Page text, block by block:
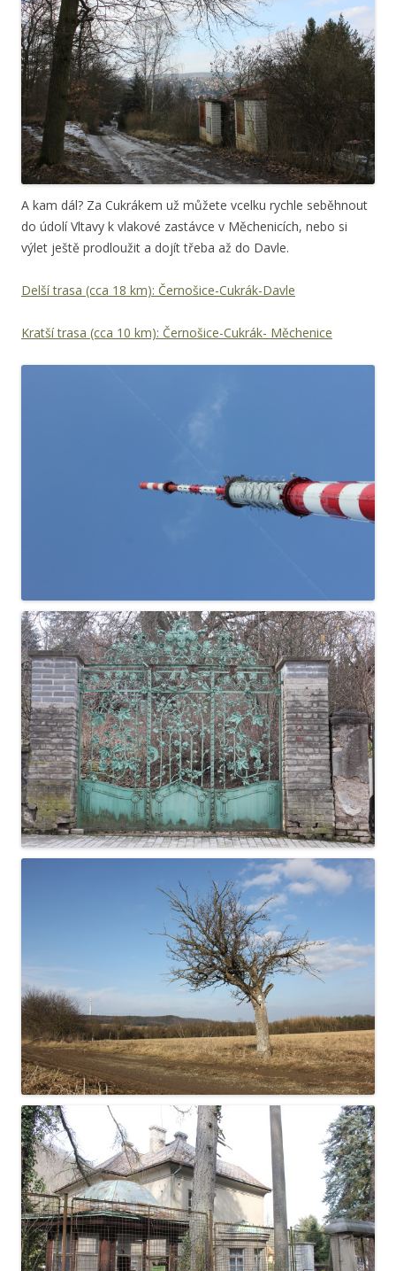
A kam dál? Za Cukrákem už můžete vcelku rychle seběhnout
do údolí Vltavy k vlakové zastávce v Měchenicích, nebo si
výlet ještě prodloužit a dojít třeba až do Davle.
Delší trasa (cca 18 km): Černošice-Cukrák-Davle
Kratší trasa (cca 10 km): Černošice-Cukrák- Měchenice